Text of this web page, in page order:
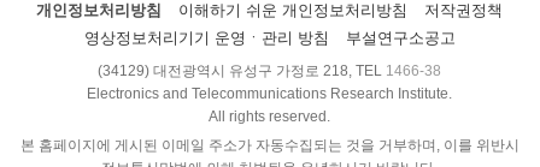
개인정보처리방침 이해하기 쉬운 개인정보처리방침
저작권정책
영상정보처리기기 운영ㆍ관리 방침
부설연구소공고
(34129) 대전광역시 유성구 가정로 218, TEL 1466-38
Electronics and Telecommunications Research Institute.
All rights reserved.
본 홈페이지에 게시된 이메일 주소가 자동수집되는 것을 거부하며, 이를 위반시